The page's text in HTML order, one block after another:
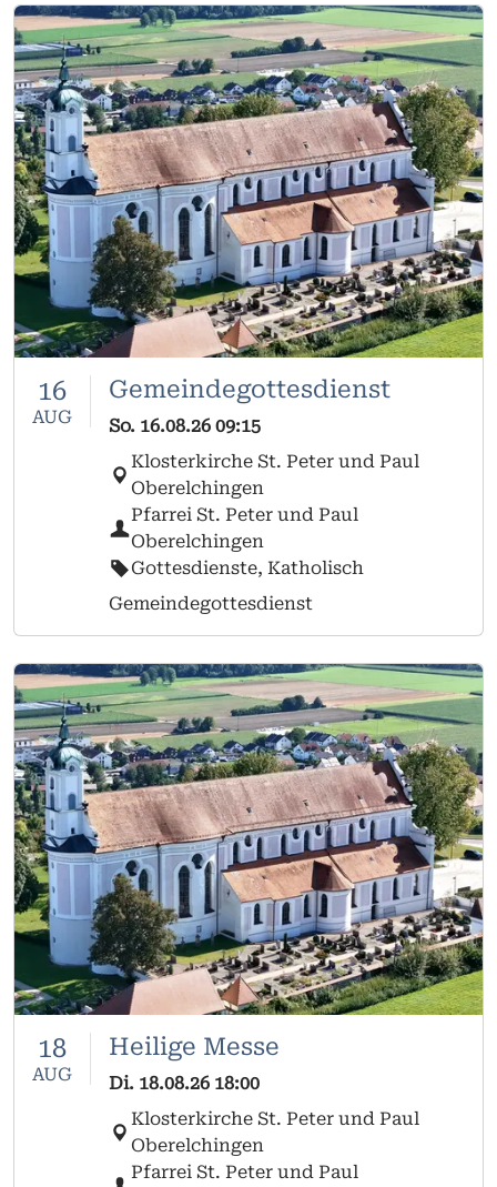
16
AUG
Gemeindegottesdienst
So. 16.08.26 09:15
Klosterkirche St. Peter und Paul
Oberelchingen
Pfarrei St. Peter und Paul
Oberelchingen
Gottesdienste, Katholisch
Gemeindegottesdienst
18
AUG
Heilige Messe
Di. 18.08.26 18:00
Klosterkirche St. Peter und Paul
Oberelchingen
Pfarrei St. Peter und Paul